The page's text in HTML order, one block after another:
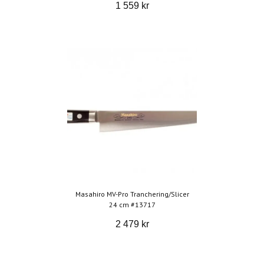
1 559 kr
Masahiro MV-Pro Tranchering/Slicer
24 cm #13717
2 479 kr